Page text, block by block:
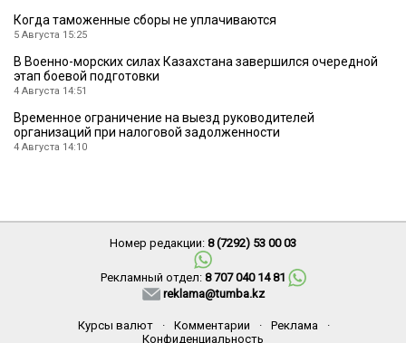
Когда таможенные сборы не уплачиваются
5 Августа 15:25
В Военно-морских силах Казахстана завершился очередной
этап боевой подготовки
4 Августа 14:51
Временное ограничение на выезд руководителей
организаций при налоговой задолженности
4 Августа 14:10
Номер редакции: 8 (7292) 53 00 03
Рекламный отдел: 8 707 040 14 81
reklama@tumba.kz
Курсы валют · Комментарии · Реклама
·
Конфиденциальность